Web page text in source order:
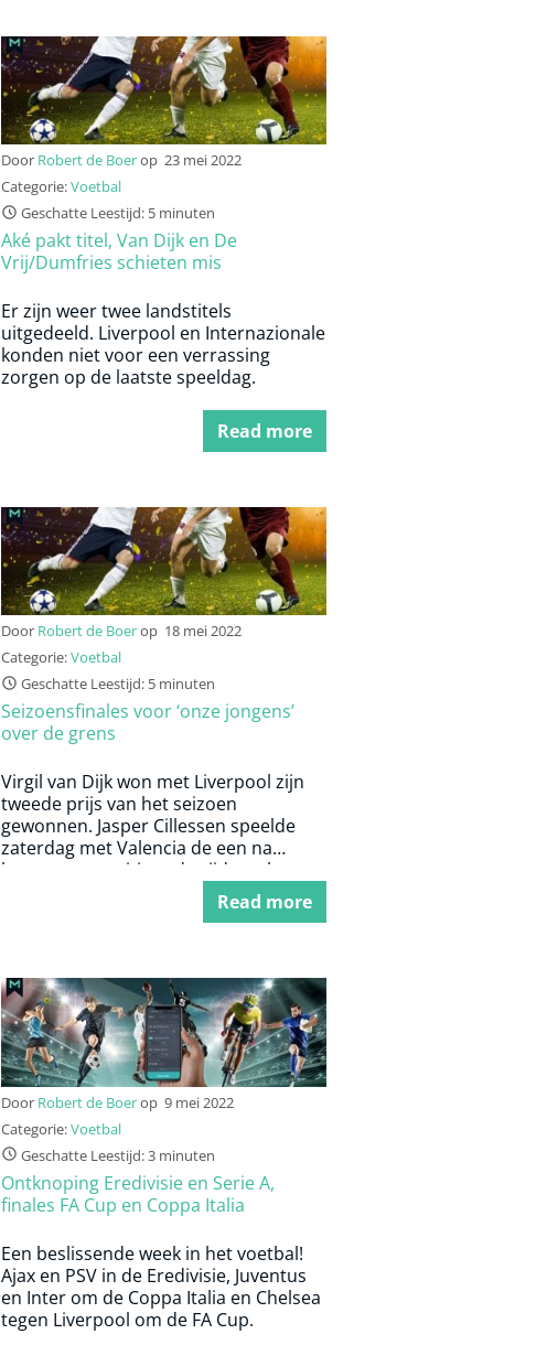
Door Robert de Boerop23 mei 2022
Categorie:Voetbal
Geschatte Leestijd: 5 minuten
Aké pakt titel, Van Dijk en De
Vrij/Dumfries schieten mis
Er zijn weer twee landstitels
uitgedeeld. Liverpool en Internazionale
konden niet voor een verrassing
zorgen op de laatste speeldag.
Read more
Door Robert de Boerop 18 mei 2022
Categorie:Voetbal
Geschatte Leestijd: 5 minuten
Seizoensfinales voor ‘onze jongens’
over de grens
Virgil van Dijk won met Liverpool zijn
tweede prijs van het seizoen
gewonnen. Jasper Cillessen speelde
zaterdag met Valencia de een na
laatste competitiewedstrijd van het
Read more
Door Robert de Boerop9 mei 2022
Categorie:Voetbal
Geschatte Leestijd: 3 minuten
Ontknoping Eredivisie en Serie A,
finales FA Cup en Coppa Italia
Een beslissende week in het voetbal!
Ajax en PSV in de Eredivisie, Juventus
en Inter om de Coppa Italia en Chelsea
tegen Liverpool om de FA Cup.